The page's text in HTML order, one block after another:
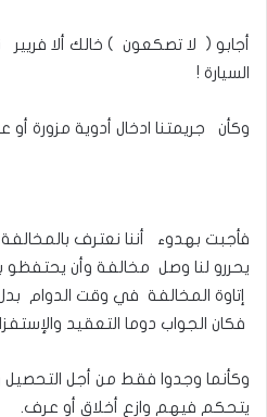
أجابو ( لا تصكعون ) خالك ألا
السيارة !
وكأن جريمتنا ادخال أدوية مزورة
فأجبت بهدوء أننا نعترف
يحررو لنا وصل مخالفة وأن يحتفظو
إتاوة المخالفة في وقت الدوام
فكان الجواب دوما التعقيد
وكأنما وجدوا فقط من أجل
يتحكم فيهم وازع أخلاق أو عرف.